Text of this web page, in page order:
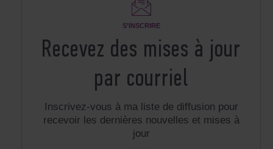
S’INSCRIRE
Recevez des mises à jour
par courriel
Inscrivez-vous à ma liste de diffusion pour
recevoir les dernières nouvelles et mises à
jour